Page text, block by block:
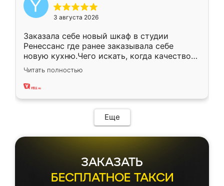
3 августа 2026
Заказала себе новый шкаф в студии
Ренессанс где ранее заказывала себе
новую кухню.Чего искать, когда качеством
вполне довольна. Служит кухня уже почти
два года, нареканий нет.
Читать полностью
Еще
ЗАКАЗАТЬ
БЕСПЛАТНОЕ ТАКСИ